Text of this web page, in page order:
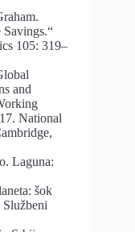
105: 319–
and
National
Laguna:
šok
Službeni